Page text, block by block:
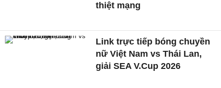
thiệt mạng
Link trực tiếp bóng chuyền
nữ Việt Nam vs Thái Lan,
giải SEA V.Cup 2026